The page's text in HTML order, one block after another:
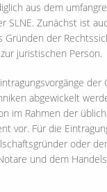
aus dem
SLNE. Zunächst ist
Gründen der
juristischen Person.
abgewickelt
im Rahmen der
vor. Für die
oder
und dem